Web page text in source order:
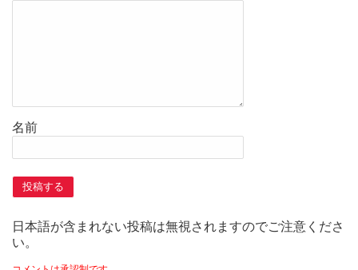
名前
日本語が含まれない投稿は無視されますのでご注意くださ
い。